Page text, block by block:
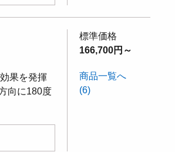
果を発揮
向に180度
標準価格
166,700円～
商品一覧へ
(6)